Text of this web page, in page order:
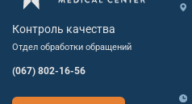
Контроль качества
Отдел обработки обращений
(067) 802-16-56